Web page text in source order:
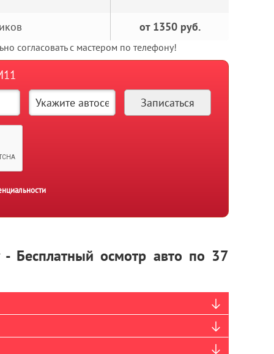
от 1350 руб.
согласовать с мастером по телефону!
- Бесплатный осмотр авто по 37